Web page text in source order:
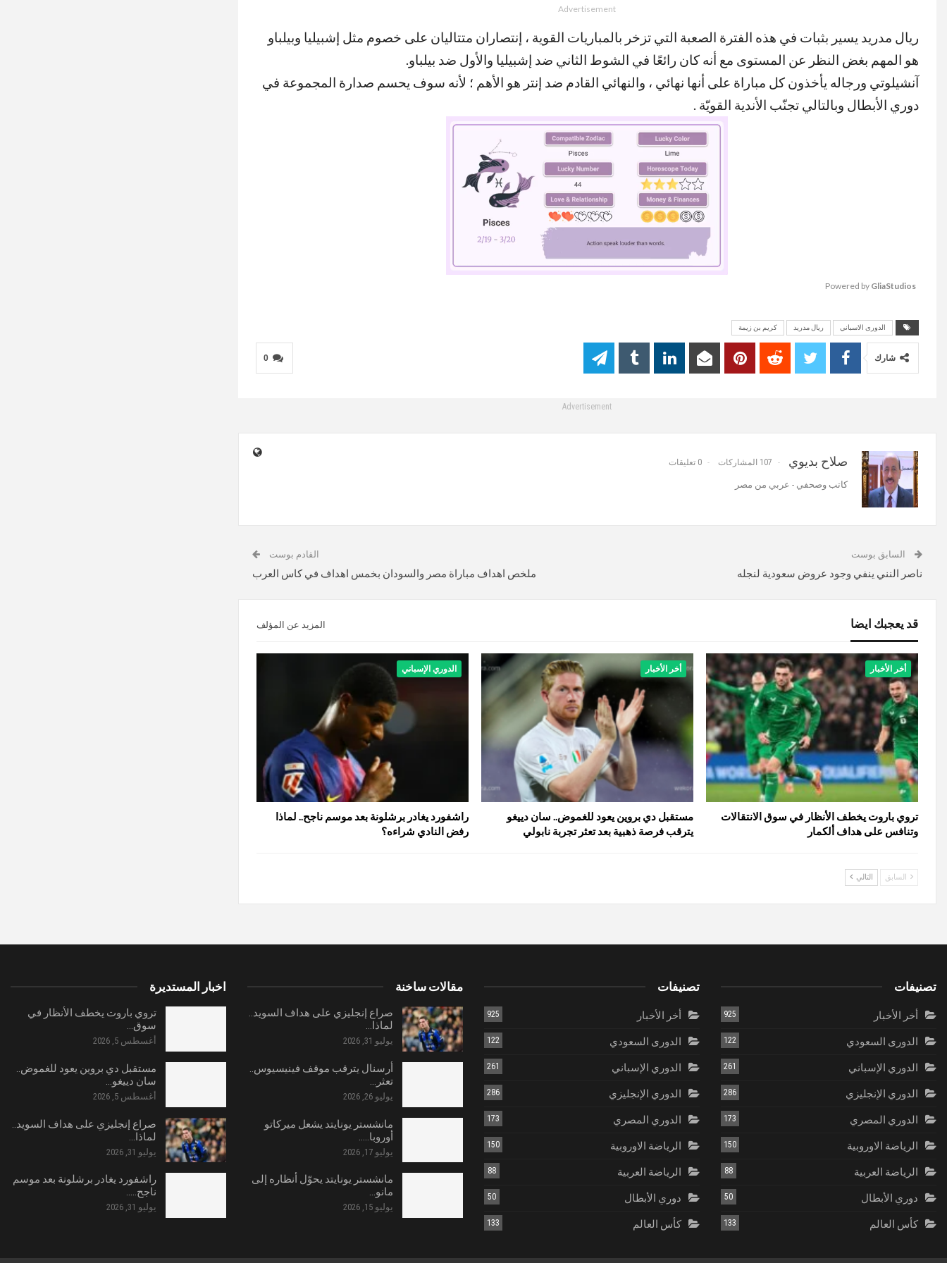
Advertisement
ريال مدريد يسير بثبات في هذه الفترة الصعبة التي تزخر بالمباريات القوية ، إنتصاران متتاليان على خصوم مثل إشبيليا وبيلباو
هو المهم بغض النظر عن المستوى مع أنه كان رائعًا في الشوط الثاني ضد إشبيليا والأول ضد بيلباو.
آنشيلوتي ورجاله يأخذون كل مباراة على أنها نهائي ، والنهائي القادم ضد إنتر هو الأهم ؛ لأنه سوف يحسم صدارة المجموعة في
دوري الأبطال وبالتالي تجنّب الأندية القويّة .
Powered by GliaStudios
الدورى الاسباني ريال مدريد كريم بن زيمة
0 شارك
Advertisement
صلاح بديوي 107 المشاركات 0 تعليقات
كاتب وصحفي - عربي من مصر
السابق بوست
ناصر النني ينفي وجود عروض سعودية لنجله
القادم بوست
ملخص اهداف مباراة مصر والسودان بخمس اهداف في كاس العرب
قد يعجبك ايضا المزيد عن المؤلف
أخر الأخبار
تروي باروت يخطف الأنظار في سوق الانتقالات
وتنافس على هداف ألكمار
أخر الأخبار
مستقبل دي بروين يعود للغموض.. سان دييغو
يترقب فرصة ذهبية بعد تعثر تجربة نابولي
الدوري الإسباني
راشفورد يغادر برشلونة بعد موسم ناجح.. لماذا
رفض النادي شراءه؟
السابق التالي
تصنيفات
أخر الأخبار 925
الدورى السعودي 122
الدوري الإسباني 261
الدوري الإنجليزي 286
الدوري المصري 173
الرياضة الاوروبية 150
الرياضة العربية 88
دوري الأبطال 50
كأس العالم 133
تصنيفات
أخر الأخبار 925
الدورى السعودي 122
الدوري الإسباني 261
الدوري الإنجليزي 286
الدوري المصري 173
الرياضة الاوروبية 150
الرياضة العربية 88
دوري الأبطال 50
كأس العالم 133
مقالات ساخنة
صراع إنجليزي على هداف السويد..
لماذا…
يوليو 31, 2026
أرسنال يترقب موقف فينيسيوس..
تعثر…
يوليو 26, 2026
مانشستر يونايتد يشعل ميركاتو
أوروبا..…
يوليو 17, 2026
مانشستر يونايتد يحوّل أنظاره إلى
مانو…
يوليو 15, 2026
اخبار المستديرة
تروي باروت يخطف الأنظار في
سوق…
أغسطس 5, 2026
مستقبل دي بروين يعود للغموض..
سان دييغو…
أغسطس 5, 2026
صراع إنجليزي على هداف السويد..
لماذا…
يوليو 31, 2026
راشفورد يغادر برشلونة بعد موسم
ناجح..…
يوليو 31, 2026